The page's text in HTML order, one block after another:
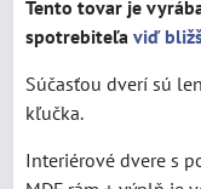
Tento tovar je
spotrebiteľa viď
Súčasťou dverí sú
kľučka.
Interiérové dvere s